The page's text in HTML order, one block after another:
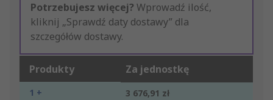
Potrzebujesz więcej? Wprowadź ilość,
kliknij „Sprawdź daty dostawy” dla
szczegółów dostawy.
Produkty Za jednostkę
1 + 3 676,91 zł